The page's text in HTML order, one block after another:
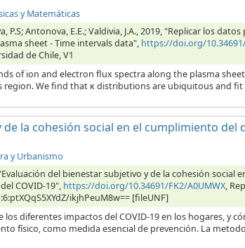
y Matemáticas
P.S; Antonova, E.E.; Valdivia, J.A., 2019, "Replicar los
sheet - Time intervals data", https://doi.org/
de Chile, V1
of ion and electron flux spectra along the plasma
We find that κ distributions are ubiquitous and
la cohesión social en el cumplimiento del
y Urbanismo
del bienestar subjetivo y de la cohesión social
COVID-19", https://doi.org/10.34691/FK2/A0UMWX,
ikjhPeuM8w== [fileUNF]
los diferentes impactos del COVID-19 en los hogares, y
físico, como medida esencial de prevención. La